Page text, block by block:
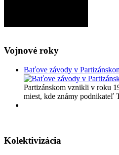
Vojnové roky
Baťove závody v
Partizánskom vznikli v roku
miest, kde známy
Kolektivizácia